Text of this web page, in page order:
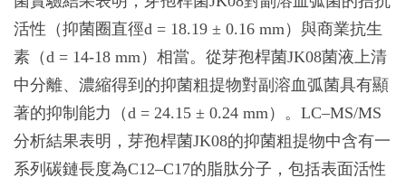
活性（抑菌圈直徑d = 18.19 ± 0.16 mm）與商業抗生
素（d = 14-18 mm）相當。從芽孢桿菌JK08菌液上清
中分離、濃縮得到的抑菌粗提物對副溶血弧菌具有顯
著的抑制能力（d = 24.15 ± 0.24 mm）。LC–MS/MS
分析結果表明，芽孢桿菌JK08的抑菌粗提物中含有一
系列碳鏈長度為C12–C17的脂肽分子，包括表面活性